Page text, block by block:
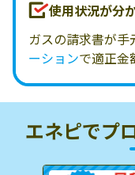
使用状況が分
ガスの請求書が手
ーションで適正金
エネピでプ